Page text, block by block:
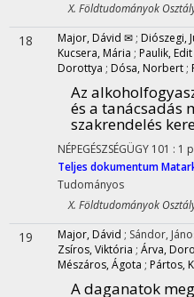
X. Földtudományok
18 Major, Dávid ✉ ; Diószegi,
Kucsera, Mária ; Paulik, Edit
Dorottya ; Dósa, Norbert ;
Az
és a tanácsadás
szakrendelés
NÉPEGÉSZSÉGÜGY 101 : 1
Teljes dokumentum
Tudományos
X. Földtudományok
19 Major, Dávid ; Sándor,
Zsíros, Viktória ; Árva,
Mészáros, Ágota ; Pártos,
A daganatok